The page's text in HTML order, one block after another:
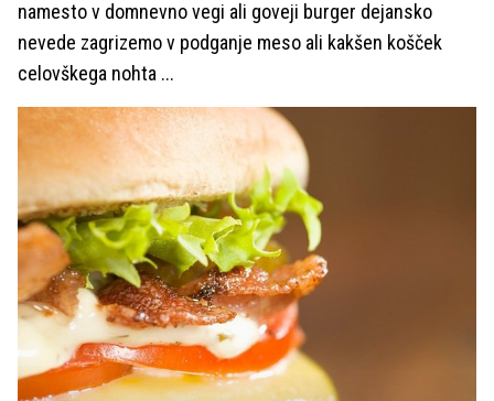
namesto v domnevno vegi ali goveji burger dejansko
nevede zagrizemo v podganje meso ali kakšen košček
celovškega nohta ...